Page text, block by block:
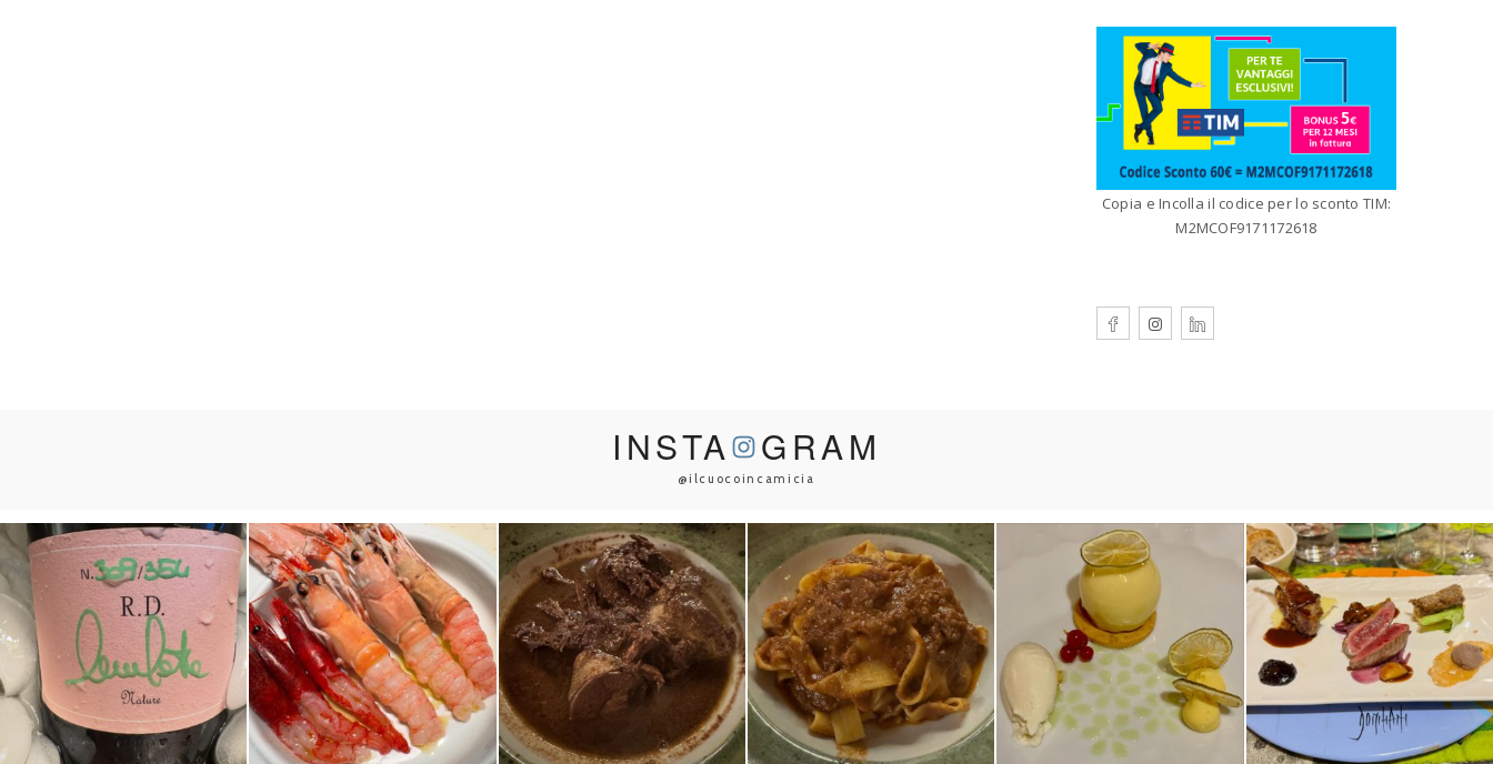
Copia e Incolla il codice per lo sconto TIM:
M2MCOF9171172618
INSTA GRAM
@ilcuocoincamicia